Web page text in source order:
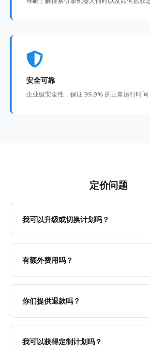
安全可靠
企业级安全性，保证 99.9% 的正常运行时间
定价问题
我可以升级或切换计划吗？
有额外费用吗？
你们提供退款吗？
我可以获得定制计划吗？